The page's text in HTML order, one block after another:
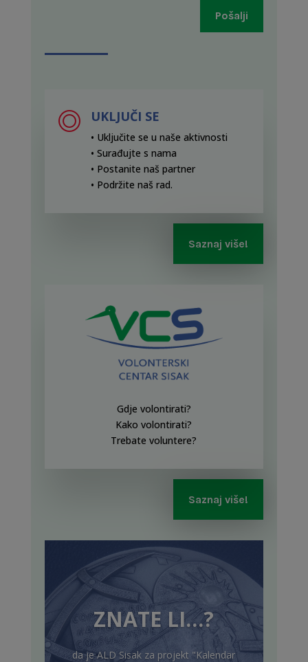
Pošalji
UKLJUČI SE
• Uključite se u naše aktivnosti
• Surađujte s nama
• Postanite naš partner
• Podržite naš rad.
Saznaj više!
Gdje volontirati?
Kako volontirati?
Trebate voluntere?
Saznaj više!
ZNATE LI…?
da je ALD Sisak za projekt "Kalendar